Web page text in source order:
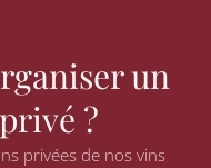
un
?
privées de nos vins